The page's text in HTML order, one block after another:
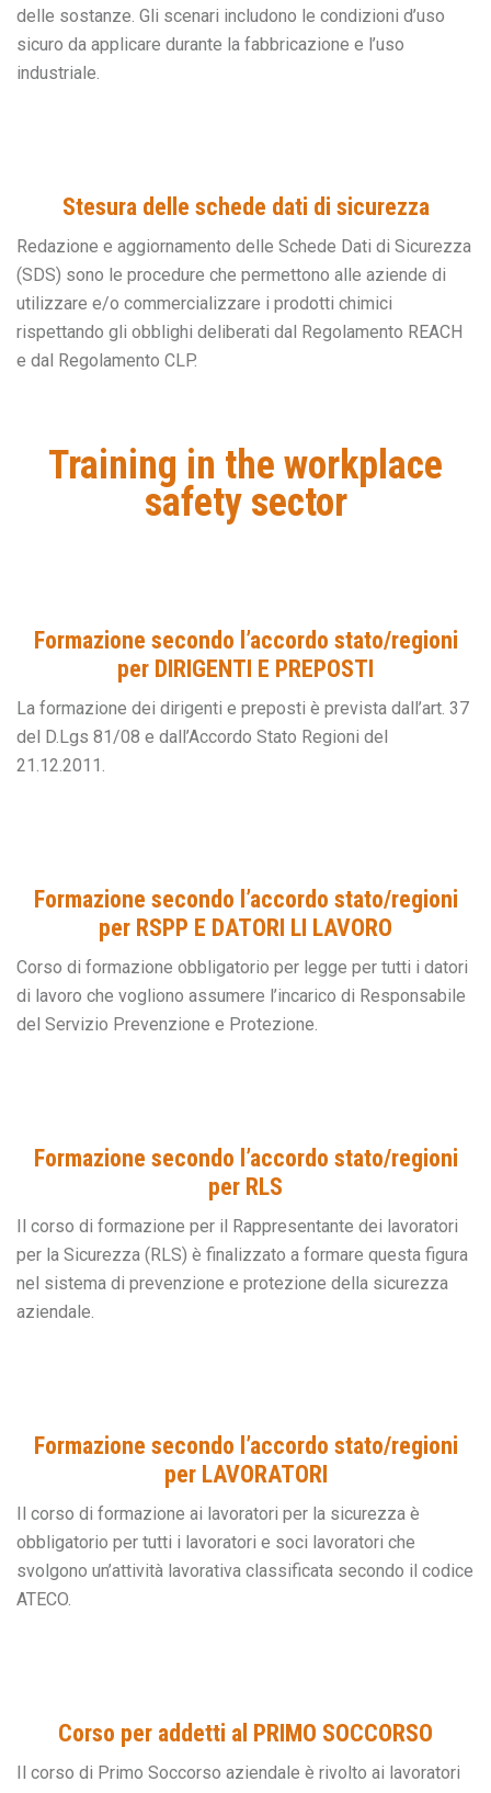
delle sostanze. Gli scenari includono le condizioni d’uso
sicuro da applicare durante la fabbricazione e l’uso
industriale.
Stesura delle schede dati di sicurezza
Redazione e aggiornamento delle Schede Dati di Sicurezza
(SDS) sono le procedure che permettono alle aziende di
utilizzare e/o commercializzare i prodotti chimici
rispettando gli obblighi deliberati dal Regolamento REACH
e dal Regolamento CLP.
Training in the workplace
safety sector
Formazione secondo l’accordo stato/regioni
per DIRIGENTI E PREPOSTI
La formazione dei dirigenti e preposti è prevista dall’art. 37
del D.Lgs 81/08 e dall’Accordo Stato Regioni del
21.12.2011.
Formazione secondo l’accordo stato/regioni
per RSPP E DATORI LI LAVORO
Corso di formazione obbligatorio per legge per tutti i datori
di lavoro che vogliono assumere l’incarico di Responsabile
del Servizio Prevenzione e Protezione.
Formazione secondo l’accordo stato/regioni
per RLS
Il corso di formazione per il Rappresentante dei lavoratori
per la Sicurezza (RLS) è finalizzato a formare questa figura
nel sistema di prevenzione e protezione della sicurezza
aziendale.
Formazione secondo l’accordo stato/regioni
per LAVORATORI
Il corso di formazione ai lavoratori per la sicurezza è
obbligatorio per tutti i lavoratori e soci lavoratori che
svolgono un’attività lavorativa classificata secondo il codice
ATECO.
Corso per addetti al PRIMO SOCCORSO
Il corso di Primo Soccorso aziendale è rivolto ai lavoratori